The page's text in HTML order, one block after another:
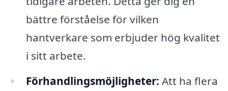
bättre förståelse för vilken
hantverkare som erbjuder hög kvalitet
i sitt arbete.
Förhandlingsmöjligheter: Att ha flera